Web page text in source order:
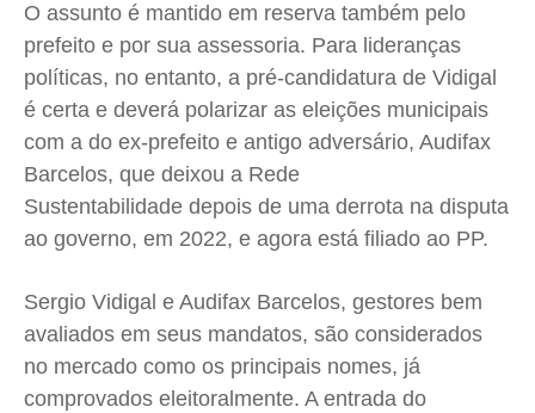
O assunto é mantido em reserva também pelo
prefeito e por sua assessoria. Para lideranças
políticas, no entanto, a pré-candidatura de Vidigal
é certa e deverá polarizar as eleições municipais
com a do ex-prefeito e antigo adversário, Audifax
Barcelos, que deixou a Rede
Sustentabilidade depois de uma derrota na disputa
ao governo, em 2022, e agora está filiado ao PP.
Sergio Vidigal e Audifax Barcelos, gestores bem
avaliados em seus mandatos, são considerados
no mercado como os principais nomes, já
comprovados eleitoralmente. A entrada do